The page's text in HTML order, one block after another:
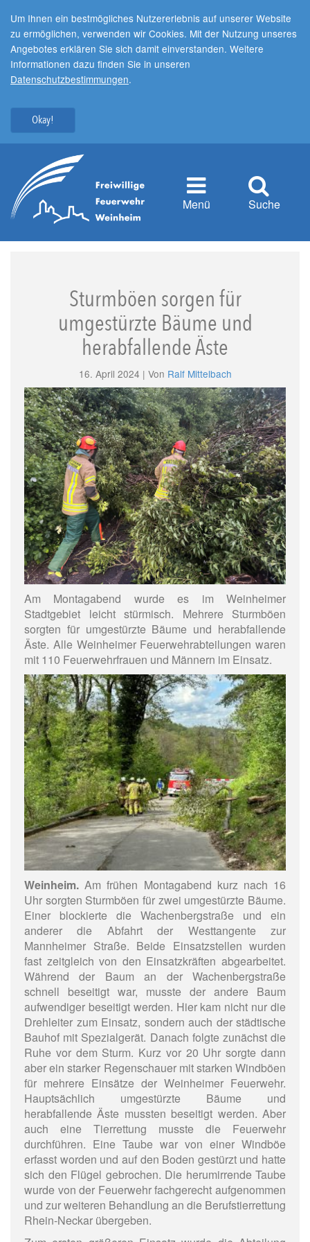
Um Ihnen ein bestmögliches Nutzererlebnis auf unserer Website
zu ermöglichen, verwenden wir Cookies. Mit der Nutzung unseres
Angebotes erklären Sie sich damit einverstanden. Weitere
Informationen dazu finden Sie in unseren
Datenschutzbestimmungen.
Okay!
Menü Suche
Sturmböen sorgen für
umgestürzte Bäume und
herabfallende Äste
16. April 2024 | Von Ralf Mittelbach
Am Montagabend wurde es im Weinheimer
Stadtgebiet leicht stürmisch. Mehrere Sturmböen
sorgten für umgestürzte Bäume und herabfallende
Äste. Alle Weinheimer Feuerwehrabteilungen waren
mit 110 Feuerwehrfrauen und Männern im Einsatz.
Weinheim. Am frühen Montagabend kurz nach 16
Uhr sorgten Sturmböen für zwei umgestürzte Bäume.
Einer blockierte die Wachenbergstraße und ein
anderer die Abfahrt der Westtangente zur
Mannheimer Straße. Beide Einsatzstellen wurden
fast zeitgleich von den Einsatzkräften abgearbeitet.
Während der Baum an der Wachenbergstraße
schnell beseitigt war, musste der andere Baum
aufwendiger beseitigt werden. Hier kam nicht nur die
Drehleiter zum Einsatz, sondern auch der städtische
Bauhof mit Spezialgerät. Danach folgte zunächst die
Ruhe vor dem Sturm. Kurz vor 20 Uhr sorgte dann
aber ein starker Regenschauer mit starken Windböen
für mehrere Einsätze der Weinheimer Feuerwehr.
Hauptsächlich umgestürzte Bäume und
herabfallende Äste mussten beseitigt werden. Aber
auch eine Tierrettung musste die Feuerwehr
durchführen. Eine Taube war von einer Windböe
erfasst worden und auf den Boden gestürzt und hatte
sich den Flügel gebrochen. Die herumirrende Taube
wurde von der Feuerwehr fachgerecht aufgenommen
und zur weiteren Behandlung an die Berufstierrettung
Rhein-Neckar übergeben.